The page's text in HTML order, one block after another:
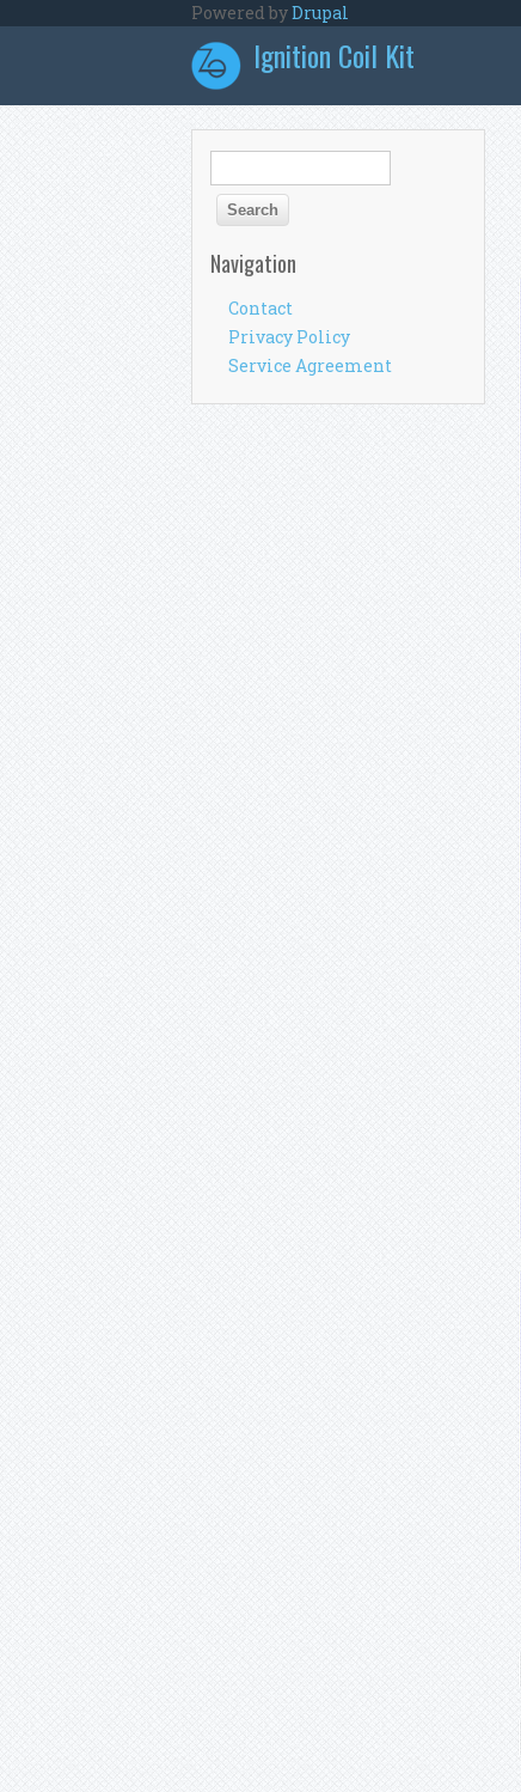
Powered byDrupal
Ignition Coil Kit
Search form
Navigation
Contact
Privacy Policy
Service Agreement